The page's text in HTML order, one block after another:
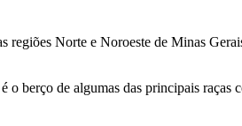
regiões Norte e Noroeste de Minas
berço de algumas das principais raças